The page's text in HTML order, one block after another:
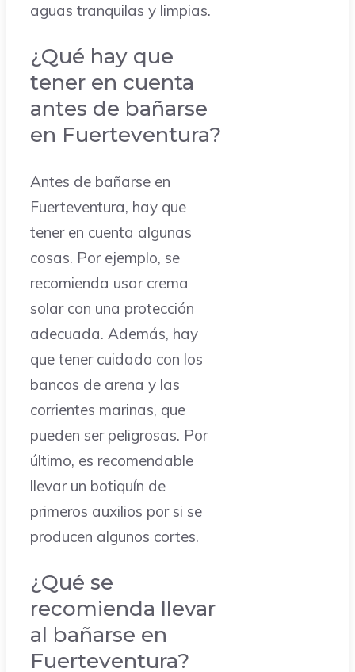
aguas tranquilas y limpias.
¿Qué hay que
tener en cuenta
antes de bañarse
en Fuerteventura?
Antes de bañarse en
Fuerteventura, hay que
tener en cuenta algunas
cosas. Por ejemplo, se
recomienda usar crema
solar con una protección
adecuada. Además, hay
que tener cuidado con los
bancos de arena y las
corrientes marinas, que
pueden ser peligrosas. Por
último, es recomendable
llevar un botiquín de
primeros auxilios por si se
producen algunos cortes.
¿Qué se
recomienda llevar
al bañarse en
Fuerteventura?